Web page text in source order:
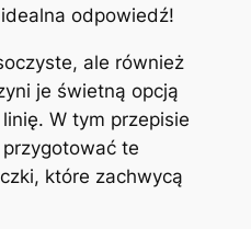
odpowiedź!
ale również
je świetną opcją
W tym przepisie
te
które zachwycą